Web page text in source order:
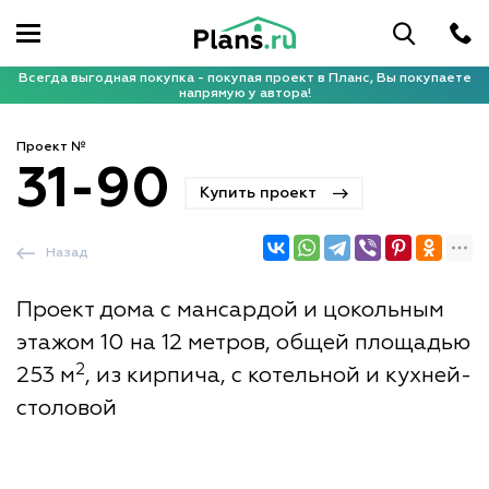
Всегда выгодная покупка - покупая проект в Планс, Вы покупаете
напрямую у автора!
Проект №
31-90 Купить проект
Проект дома с мансардой и цокольным
этажом 10 на 12 метров, общей площадью
253 м2, из кирпича, с котельной и кухней-
столовой
Назад